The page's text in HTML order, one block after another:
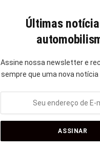
Últimas
Assine nossa newsletter e
sempre que uma nova notícia